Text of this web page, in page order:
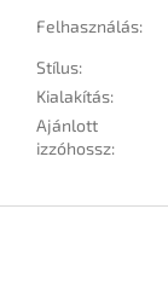
Felhasználás:
Stílus:
Kialakítás:
Ajánlott
izzóhossz: